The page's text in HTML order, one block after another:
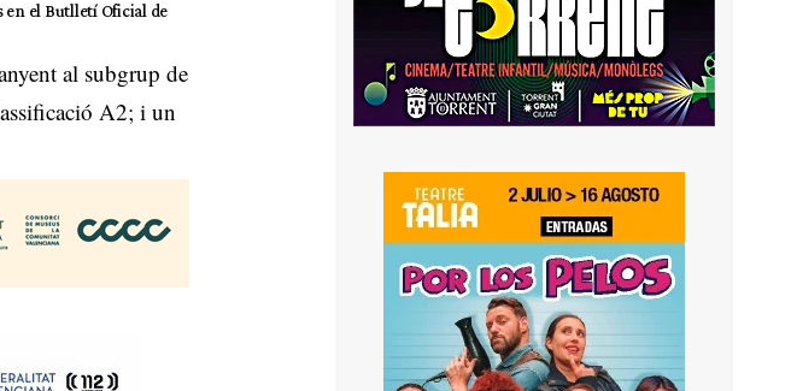
en el Butlletí Oficial de
al subgrup de
A2; i un